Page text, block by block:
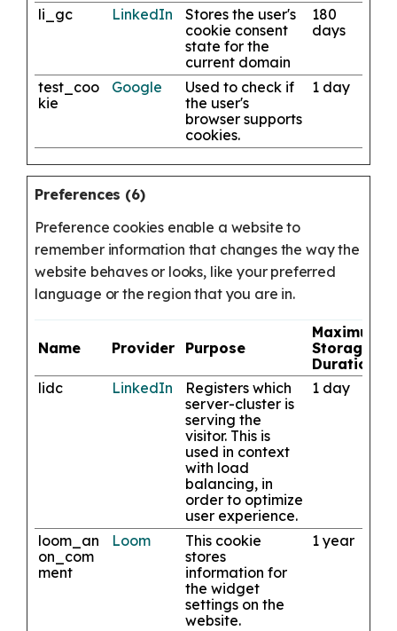
li_gc LinkedIn
Stores the user's
cookie consent
state for the
current domain
180
days
test_coo
kie
Google
Used to check if
the user's
browser supports
cookies.
1 day
Preferences (6)
Preference cookies enable a website to
remember information that changes the way the
website behaves or looks, like your preferred
language or the region that you are in.
Name Provider Purpose
Maximum
Storage
Duration
lidc
LinkedIn
Registers which
server-cluster is
serving the
visitor. This is
used in context
with load
balancing, in
order to optimize
user experience.
1 day
loom_an
on_com
ment
Loom
This cookie
stores
information for
the widget
settings on the
website.
1 year